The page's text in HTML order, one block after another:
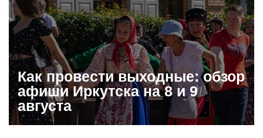
Как провести выходные: обзор
афиши Иркутска на 8 и 9
августа